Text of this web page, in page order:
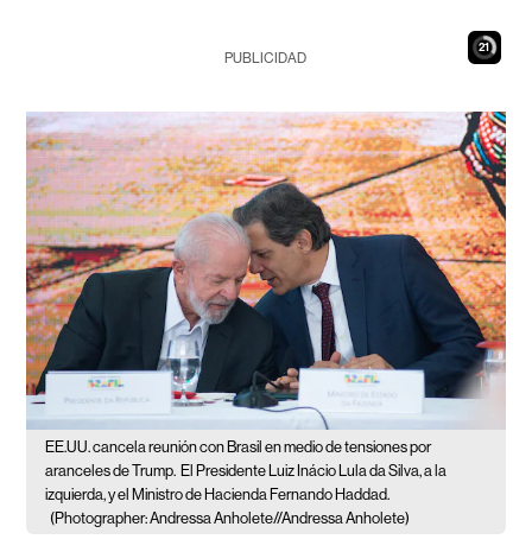
20
PUBLICIDAD
EE.UU. cancela reunión con Brasil en medio de tensiones por
aranceles de Trump. El Presidente Luiz Inácio Lula da Silva, a la
izquierda, y el Ministro de Hacienda Fernando Haddad.
(Photographer: Andressa Anholete//Andressa Anholete)